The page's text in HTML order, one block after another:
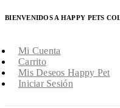
BIENVENIDOS A HAPPY PETS
Mi Cuenta
Carrito
Mis Deseos Happy Pet
Iniciar Sesión